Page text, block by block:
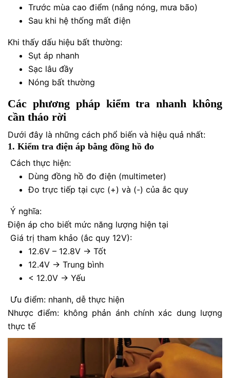
Trước mùa cao điểm (nắng nóng, mưa bão)
Sau khi hệ thống mất điện
Khi thấy dấu hiệu bất thường:
Sụt áp nhanh
Sạc lâu đầy
Nóng bất thường
Các phương pháp kiểm tra nhanh không
cần tháo rời
Dưới đây là những cách phổ biến và hiệu quả nhất:
1. Kiểm tra điện áp bằng đồng hồ đo
Cách thực hiện:
Dùng đồng hồ đo điện (multimeter)
Đo trực tiếp tại cực (+) và (-) của ắc quy
Ý nghĩa:
Điện áp cho biết mức năng lượng hiện tại
Giá trị tham khảo (ắc quy 12V):
12.6V – 12.8V → Tốt
12.4V → Trung bình
< 12.0V → Yếu
Ưu điểm: nhanh, dễ thực hiện
Nhược điểm: không phản ánh chính xác dung lượng
thực tế